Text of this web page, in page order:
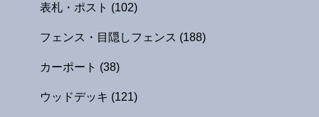
表札・ポスト (102)
フェンス・目隠しフェンス (188)
カーポート (38)
ウッドデッキ (121)